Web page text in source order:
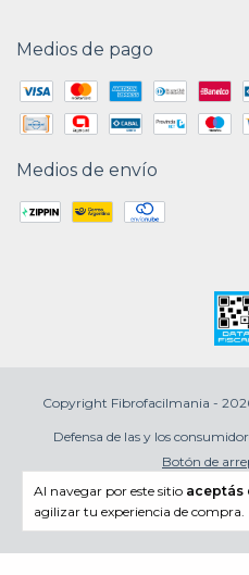
Al navegar por este sitio aceptás
agilizar tu experiencia de compra.
Medios de pago
Medios de envío
Copyright Fibrofacilmania -
Defensa de las y los
Botón de